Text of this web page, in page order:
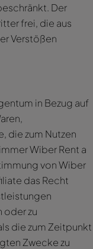
Der
frei, die aus
Verstößen
in Bezug auf
die zum Nutzen
Wiber Rent a
von Wiber
das Recht
oder zu
die zum Zeitpunkt
Zwecke zu